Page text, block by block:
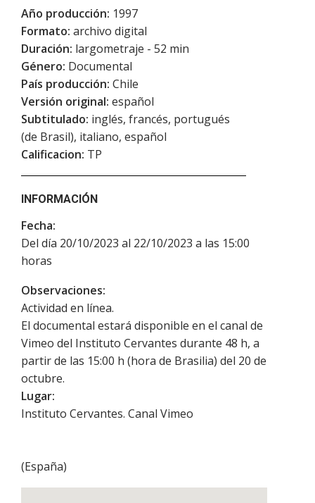
Año producción: 1997
Formato: archivo digital
Duración: largometraje - 52 min
Género: Documental
País producción: Chile
Versión original: español
Subtitulado: inglés, francés, portugués
(de Brasil), italiano, español
Calificacion: TP
INFORMACIÓN
Fecha:
Del día 20/10/2023 al 22/10/2023 a las 15:00
horas
Observaciones:
Actividad en línea.
El documental estará disponible en el canal de
Vimeo del Instituto Cervantes durante 48 h, a
partir de las 15:00 h (hora de Brasilia) del 20 de
octubre.
Lugar:
Instituto Cervantes. Canal Vimeo
(España)